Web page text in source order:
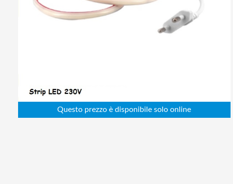
Abbigliamento da lavoro
Elettronica
Edilizia